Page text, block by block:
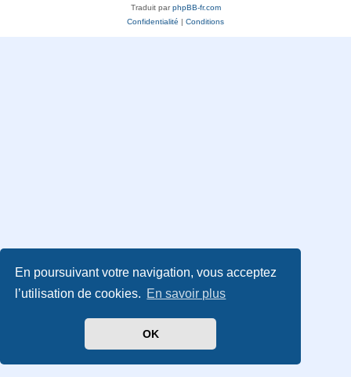
En poursuivant votre navigation, vous acceptez
l’utilisation de cookies. En savoir plus
OK
Traduit parphpBB-fr.com
Confidentialité | Conditions